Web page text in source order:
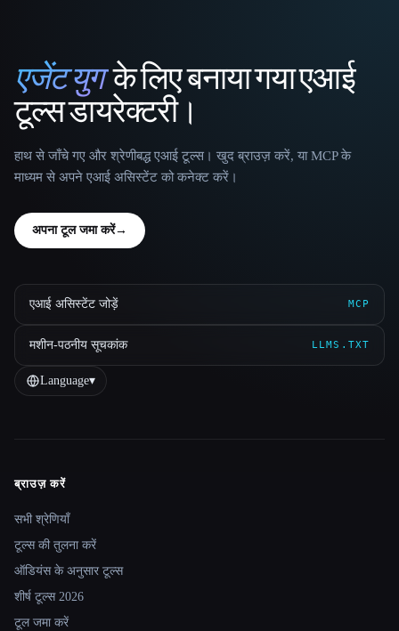
That AI Collection
एजेंट युगके लिए बनाया गया एआई
टूल्स डायरेक्टरी।
हाथ से जाँचे गए और श्रेणीबद्ध एआई टूल्स। खुद ब्राउज़ करें, या MCP के
माध्यम से अपने एआई असिस्टेंट को कनेक्ट करें।
अपना टूल जमा करें→
एआई असिस्टेंट जोड़ें MCP
मशीन-पठनीय सूचकांक LLMS.TXT
Language▾
Site navigation
ब्राउज़ करें
सभी श्रेणियाँ
टूल्स की तुलना करें
ऑडियंस के अनुसार टूल्स
शीर्ष टूल्स 2026
टूल जमा करें